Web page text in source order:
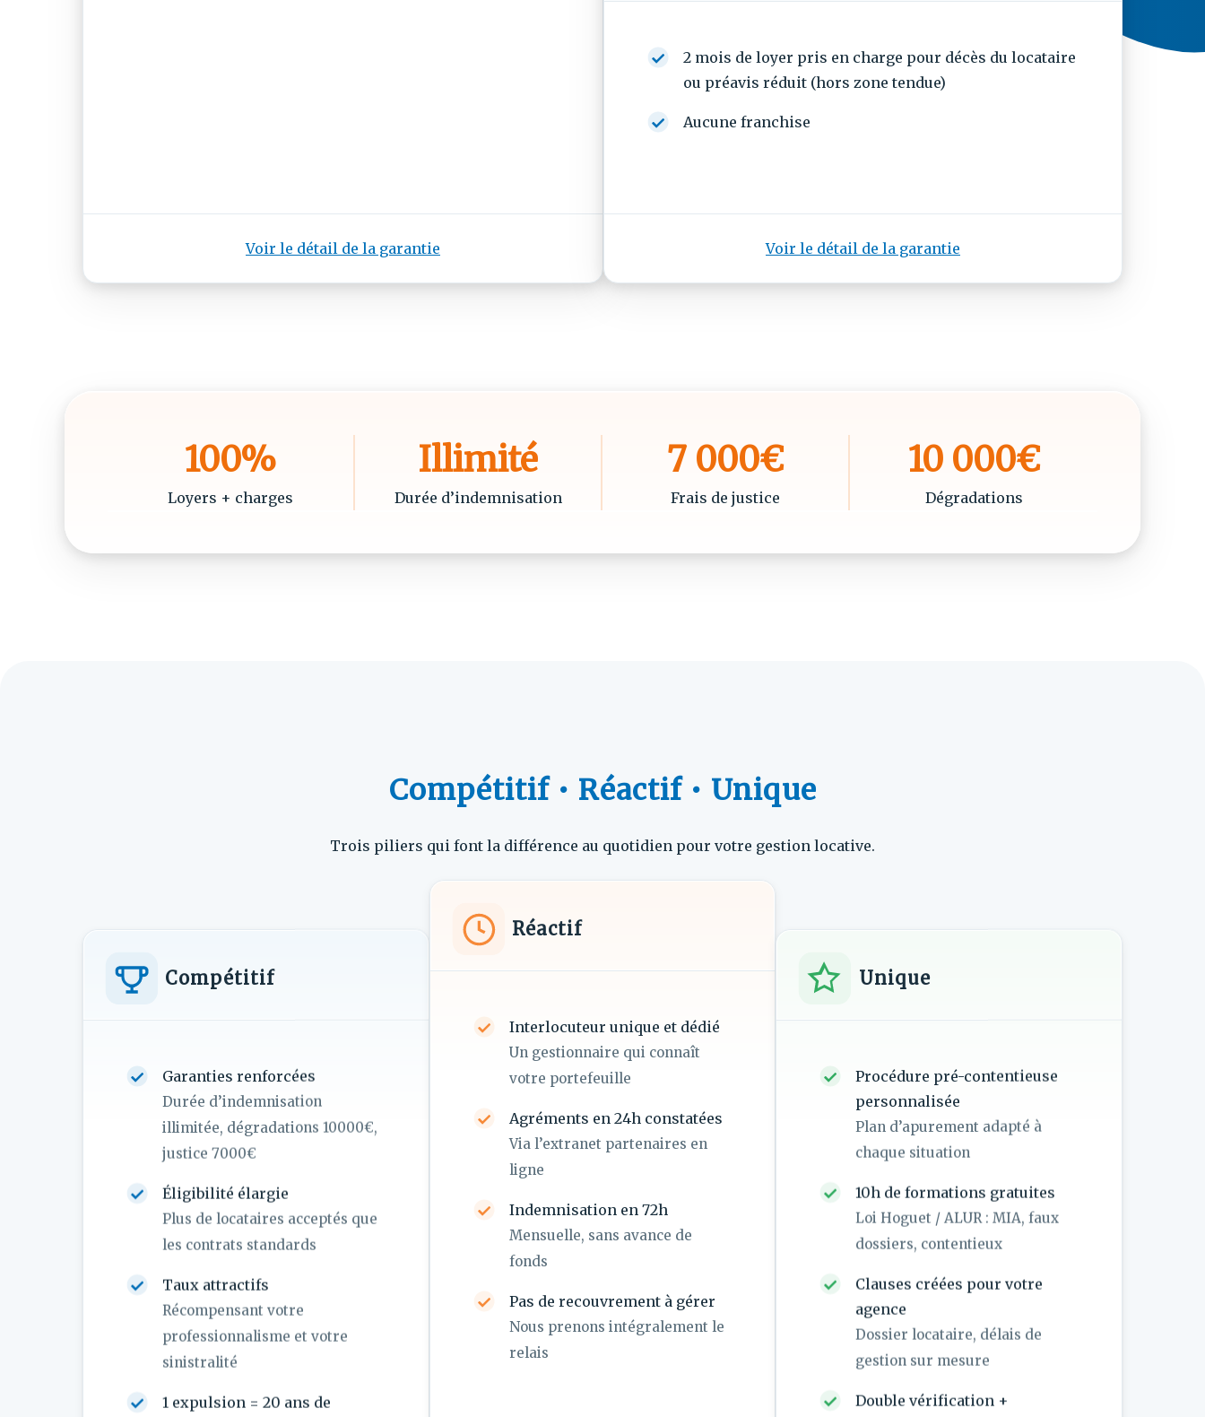
Voir le détail de la garantie
2 mois de loyer pris en charge pour décès du locataire
ou préavis réduit (hors zone tendue)
Aucune franchise
Voir le détail de la garantie
100%
Loyers + charges
Illimité
Durée d’indemnisation
7 000€
Frais de justice
10 000€
Dégradations
Compétitif • Réactif • Unique
Trois piliers qui font la différence au quotidien pour votre gestion locative.
Compétitif
Garanties renforcées
Durée d’indemnisation
illimitée, dégradations 10000€,
justice 7000€
Éligibilité élargie
Plus de locataires acceptés que
les contrats standards
Taux attractifs
Récompensant votre
professionnalisme et votre
sinistralité
1 expulsion = 20 ans de
Réactif
Interlocuteur unique et dédié
Un gestionnaire qui connaît
votre portefeuille
Agréments en 24h constatées
Via l’extranet partenaires en
ligne
Indemnisation en 72h
Mensuelle, sans avance de
fonds
Pas de recouvrement à gérer
Nous prenons intégralement le
relais
Unique
Procédure pré-contentieuse
personnalisée
Plan d’apurement adapté à
chaque situation
10h de formations gratuites
Loi Hoguet / ALUR : MIA, faux
dossiers, contentieux
Clauses créées pour votre
agence
Dossier locataire, délais de
gestion sur mesure
Double vérification +